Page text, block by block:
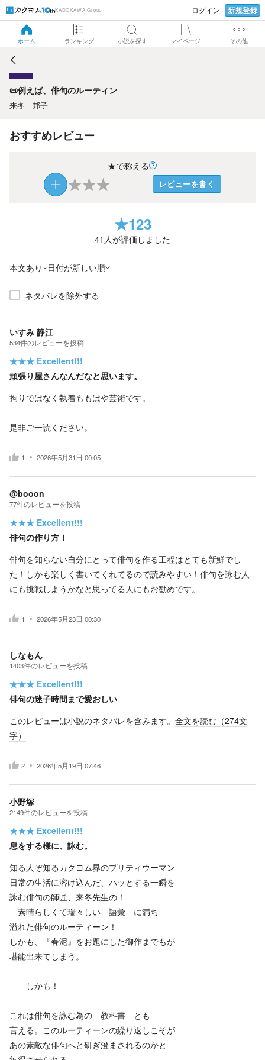
KADOKAWA Group ログイン 新規登録
ホーム ランキング 小説を探す マイページ その他
📜例えば、俳句のルーティン
📜例えば、俳句のルーティン
来冬 邦子
おすすめレビュー
★で称える
★★★ レビューを書く
★123
41 人が評価しました
本文あり 日付が新しい順
ネタバレを除外する
いすみ 静江
534件のレビューを投稿
★★★ Excellent!!!
頑張り屋さんなんだなと思います。
拘りではなく執着ももはや芸術です。
是非ご一読ください。
1 2026年5月31日 00:05
@booon
77件のレビューを投稿
★★★ Excellent!!!
俳句の作り方！
俳句を知らない自分にとって俳句を作る工程はとても新鮮でし
た！しかも楽しく書いてくれてるので読みやすい！俳句を詠む人
にも挑戦しようかなと思ってる人にもお勧めです。
1 2026年5月23日 00:30
しなもん
1403件のレビューを投稿
★★★ Excellent!!!
俳句の迷子時間まで愛おしい
このレビューは小説のネタバレを含みます。 全文を読む（274文
字）
2 2026年5月19日 07:46
小野塚
2149件のレビューを投稿
★★★ Excellent!!!
息をする様に、詠む。
知る人ぞ知るカクヨム界のプリティウーマン
日常の生活に溶け込んだ、ハッとする一瞬を
詠む俳句の師匠、来冬先生の！
素晴らしくて瑞々しい 語彙 に満ち
溢れた俳句のルーティーン！
しかも、『春泥』をお題にした御作までもが
堪能出来てしまう。
しかも！
これは俳句を詠む為の 教科書 とも
言える。このルーティーンの繰り返しこそが
あの素敵な俳句へと研ぎ澄まされるのかと